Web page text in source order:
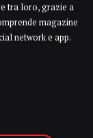
tra loro, grazie a
magazine
network e app.